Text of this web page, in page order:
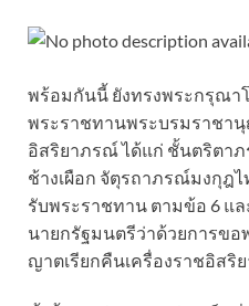
พร้อมกันนี้ ยังทรงพระกรุณา
พระราชทานพระบรมราชานุ
อิสริยาภรณ์ ได้แก่ ชั้นตริตา
ช้างเผือก จัตุรถาภรณ์มงกุฎ
รับพระราชทาน ตามข้อ 6 แล
นายกรัฐมนตรีว่าด้วยการข
ญาตเรียกคืนเครื่องราชอิสริ